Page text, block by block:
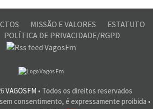
MISSÃO E VALORES
ESTATUTO
POLÍTICA DE PRIVACIDADE/RGPD
VAGOSFM • Todos os direitos reservados
consentimento, é expressamente proibida •